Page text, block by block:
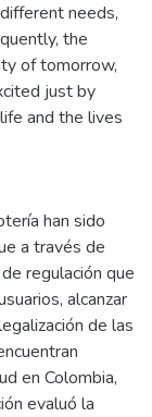
needs,
the
of tomorrow,
just by
and the lives
han sido
a través de
regulación que
alcanzar
de las
en Colombia,
evaluó la